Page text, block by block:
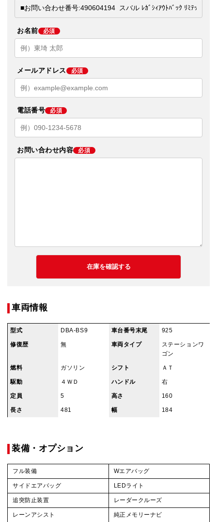
お名前 必須
メールアドレス 必須
電話番号 必須
お問い合わせ内容 必須
車両情報
型式 DBA-BS9 車台番号末尾 925
修復歴 無 車両タイプ
ステーションワ
ゴン
燃料 ガソリン シフト ＡＴ
駆動 ４ＷＤ ハンドル 右
定員 5 高さ 160
長さ 481 幅 184
装備・オプション
フル装備 Wエアバッグ
サイドエアバッグ LEDライト
追突防止装置 レーダークルーズ
レーンアシスト 純正メモリーナビ